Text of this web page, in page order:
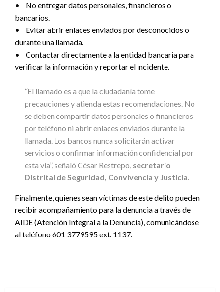
• No entregar datos personales, financieros o
bancarios.
• Evitar abrir enlaces enviados por desconocidos o
durante una llamada.
• Contactar directamente a la entidad bancaria para
verificar la información y reportar el incidente.
“El llamado es a que la ciudadanía tome
precauciones y atienda estas recomendaciones. No
se deben compartir datos personales o financieros
por teléfono ni abrir enlaces enviados durante la
llamada. Los bancos nunca solicitarán activar
servicios o confirmar información confidencial por
esta vía”, señaló César Restrepo, secretario
Distrital de Seguridad, Convivencia y Justicia.
Finalmente, quienes sean víctimas de este delito pueden
recibir acompañamiento para la denuncia a través de
AIDE (Atención Integral a la Denuncia), comunicándose
al teléfono 601 3779595 ext. 1137.